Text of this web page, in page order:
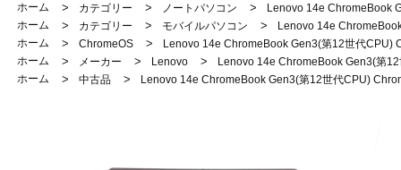
ホーム > カテゴリー > ノートパソコン >
Lenovo 14e ChromeBook
ホーム
> カテゴリー > モバイルパソコン >
Lenovo 14e
ホーム
> ChromeOS >
Lenovo 14e ChromeBook Gen3(第12世代CPU)
ホーム
> メーカー > Lenovo >
Lenovo 14e ChromeBook Gen3(第
ホーム
> 中古品 > Lenovo 14e ChromeBook Gen3(第12世代CPU)